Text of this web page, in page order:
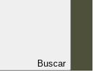
Buscar